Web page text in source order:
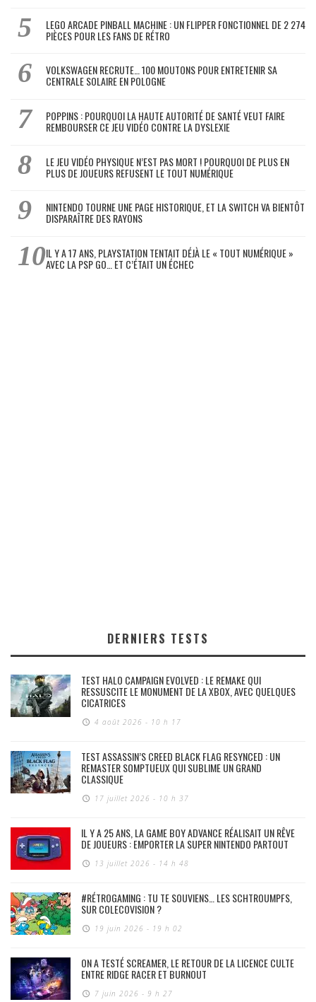
LEGO ARCADE PINBALL MACHINE : UN FLIPPER FONCTIONNEL DE 2 274
PIÈCES POUR LES FANS DE RÉTRO
VOLKSWAGEN RECRUTE… 100 MOUTONS POUR ENTRETENIR SA
CENTRALE SOLAIRE EN POLOGNE
POPPINS : POURQUOI LA HAUTE AUTORITÉ DE SANTÉ VEUT FAIRE
REMBOURSER CE JEU VIDÉO CONTRE LA DYSLEXIE
LE JEU VIDÉO PHYSIQUE N’EST PAS MORT ! POURQUOI DE PLUS EN
PLUS DE JOUEURS REFUSENT LE TOUT NUMÉRIQUE
NINTENDO TOURNE UNE PAGE HISTORIQUE, ET LA SWITCH VA BIENTÔT
DISPARAÎTRE DES RAYONS
IL Y A 17 ANS, PLAYSTATION TENTAIT DÉJÀ LE « TOUT NUMÉRIQUE »
AVEC LA PSP GO… ET C’ÉTAIT UN ÉCHEC
DERNIERS TESTS
TEST HALO CAMPAIGN EVOLVED : LE REMAKE QUI
RESSUSCITE LE MONUMENT DE LA XBOX, AVEC QUELQUES
CICATRICES
4 août 2026 - 10 h 17
TEST ASSASSIN’S CREED BLACK FLAG RESYNCED : UN
REMASTER SOMPTUEUX QUI SUBLIME UN GRAND
CLASSIQUE
17 juillet 2026 - 10 h 37
IL Y A 25 ANS, LA GAME BOY ADVANCE RÉALISAIT UN RÊVE
DE JOUEURS : EMPORTER LA SUPER NINTENDO PARTOUT
13 juillet 2026 - 14 h 48
#RÉTROGAMING : TU TE SOUVIENS… LES SCHTROUMPFS,
SUR COLECOVISION ?
19 juin 2026 - 19 h 02
ON A TESTÉ SCREAMER, LE RETOUR DE LA LICENCE CULTE
ENTRE RIDGE RACER ET BURNOUT
7 juin 2026 - 9 h 27